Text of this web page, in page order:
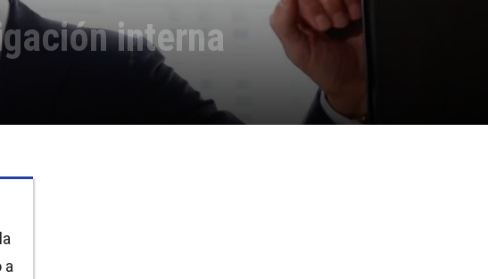
interna
a